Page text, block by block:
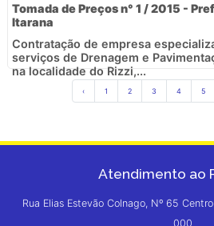
Tomada de Preços n° 1 / 2015 -
Itarana
Contratação de empresa
serviços de Drenagem e
na localidade do Rizzi,...
‹ 1 2 3 4 5
Atendimento ao
Rua Elias Estevão Colnago, Nº 65
000